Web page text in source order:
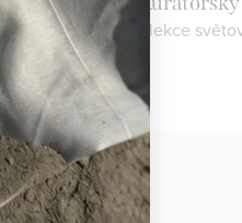
objevte kolekce
mail